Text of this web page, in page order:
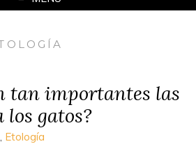
tan importantes las
gatos?
, Etología